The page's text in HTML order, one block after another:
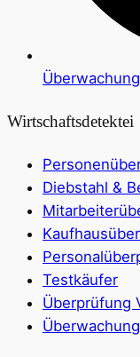
Wirtschaftsdetektei
Diebstahl &
Testkäufer
Überprüfung